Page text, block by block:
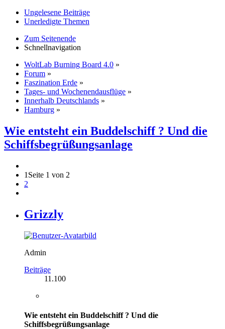
Ungelesene Beiträge
Unerledigte Themen
Zum Seitenende
Schnellnavigation
WoltLab Burning Board 4.0 »
Forum »
Faszination Erde »
Tages- und Wochenendausflüge »
Innerhalb Deutschlands »
Hamburg »
Wie entsteht ein Buddelschiff ? Und die
Schiffsbegrüßungsanlage
1 Seite 1 von 2
2
Grizzly
Admin
Beiträge
11.100
Wie entsteht ein Buddelschiff ? Und die
Schiffsbegrüßungsanlage